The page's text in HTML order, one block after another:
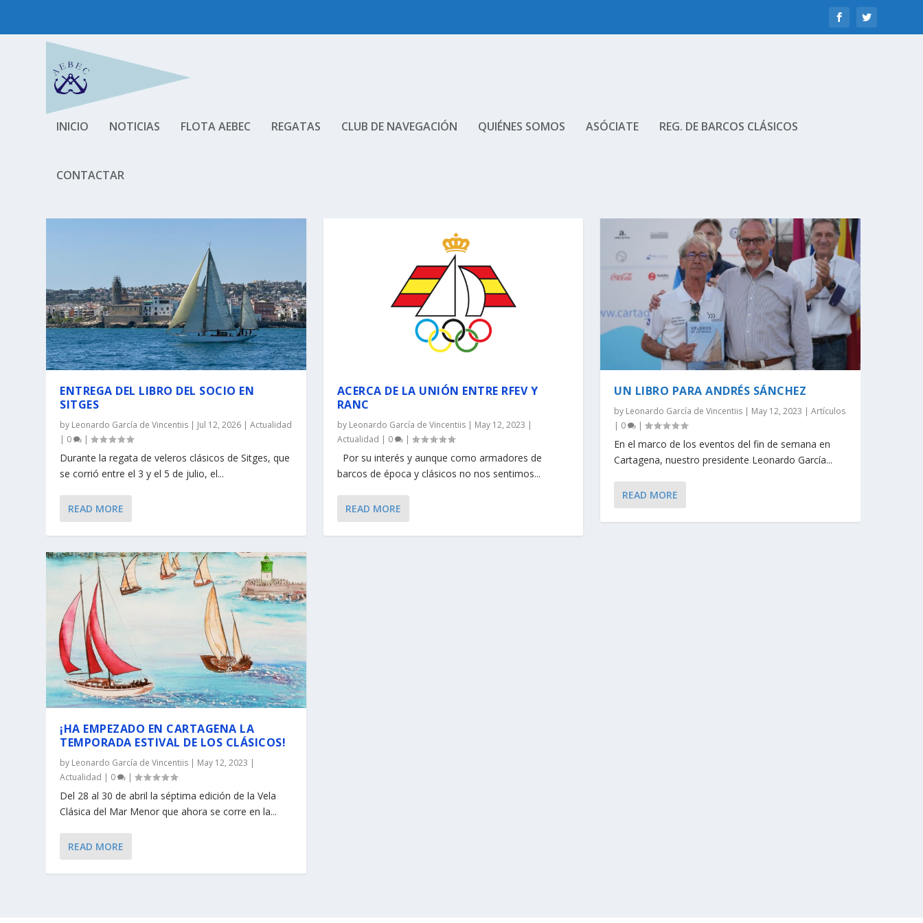
INICIO NOTICIAS FLOTA AEBEC REGATAS CLUB DE NAVEGACIÓN QUIÉNES SOMOS ASÓCIATE REG. DE BARCOS CLÁSICOS
CONTACTAR
ENTREGA DEL LIBRO DEL SOCIO EN
SITGES
by Leonardo García de Vincentiis | Jul 12, 2026 |Actualidad
| 0 |
Durante la regata de veleros clásicos de Sitges, que
se corrió entre el 3 y el 5 de julio, el...
READ MORE
¡HA EMPEZADO EN CARTAGENA LA
TEMPORADA ESTIVAL DE LOS CLÁSICOS!
by Leonardo García de Vincentiis | May 12, 2023 |
Actualidad | 0 |
Del 28 al 30 de abril la séptima edición de la Vela
Clásica del Mar Menor que ahora se corre en la...
READ MORE
ACERCA DE LA UNIÓN ENTRE RFEV Y
RANC
by Leonardo García de Vincentiis| May 12, 2023 |
Actualidad | 0 |
Por su interés y aunque como armadores de
barcos de época y clásicos no nos sentimos...
READ MORE
UN LIBRO PARA ANDRÉS SÁNCHEZ
by Leonardo García de Vincentiis | May 12, 2023 |Artículos
| 0 |
En el marco de los eventos del fin de semana en
Cartagena, nuestro presidente Leonardo García...
READ MORE